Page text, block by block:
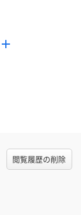
閲覧履歴の削除